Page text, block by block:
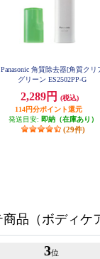
Panasonic 角質除去器[角質クリ
グリーン ES2502PP-G
2,289円
(税込)
114円分ポイント還元
発送目安: 即納（在庫あり）
(29件)
品（ボディケ
3位